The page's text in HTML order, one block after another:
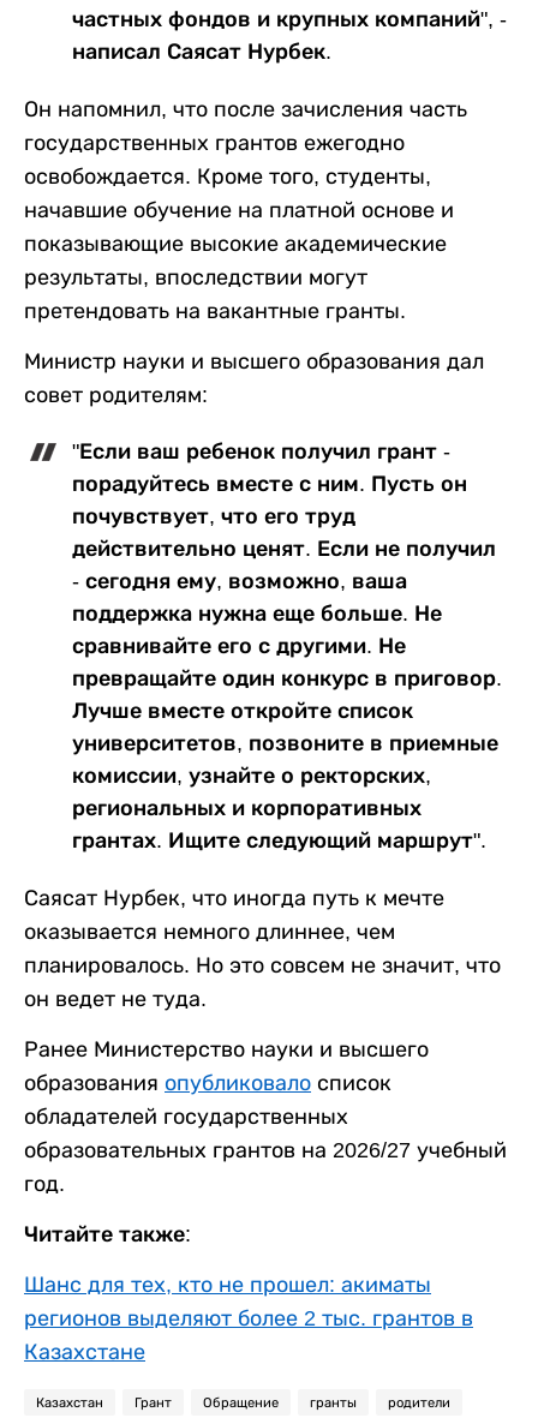
частных фондов и крупных компаний", -
написал Саясат Нурбек.
Он напомнил, что после зачисления часть
государственных грантов ежегодно
освобождается. Кроме того, студенты,
начавшие обучение на платной основе и
показывающие высокие академические
результаты, впоследствии могут
претендовать на вакантные гранты.
Министр науки и высшего образования дал
совет родителям:
"Если ваш ребенок получил грант -
порадуйтесь вместе с ним. Пусть он
почувствует, что его труд
действительно ценят. Если не получил
- сегодня ему, возможно, ваша
поддержка нужна еще больше. Не
сравнивайте его с другими. Не
превращайте один конкурс в приговор.
Лучше вместе откройте список
университетов, позвоните в приемные
комиссии, узнайте о ректорских,
региональных и корпоративных
грантах. Ищите следующий маршрут".
Саясат Нурбек, что иногда путь к мечте
оказывается немного длиннее, чем
планировалось. Но это совсем не значит, что
он ведет не туда.
Ранее Министерство науки и высшего
образования опубликовало список
обладателей государственных
образовательных грантов на 2026/27 учебный
год.
Читайте также:
Шанс для тех, кто не прошел: акиматы
регионов выделяют более 2 тыс. грантов в
Казахстане
Казахстан Грант Обращение гранты родители